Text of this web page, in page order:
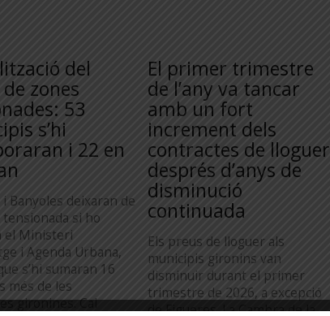
del
zones
53
s’hi
i 22 en
i Banyoles deixaran de
si ho
el Ministeri
i Agenda Urbana,
s’hi sumaran 16
més de les
gironines. Cal
El primer trimestre
de l’any va tancar
amb un fort
increment dels
contractes de lloguer
després d’anys de
disminució
continuada
Els preus de lloguer als
municipis gironins van
disminuir durant el primer
trimestre de 2026, a excepció
de Figueres. La Cambra de la